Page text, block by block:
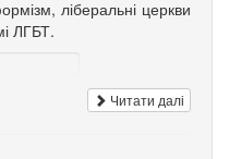
ліберальні церкви
ЛГБТ.
Читати далі